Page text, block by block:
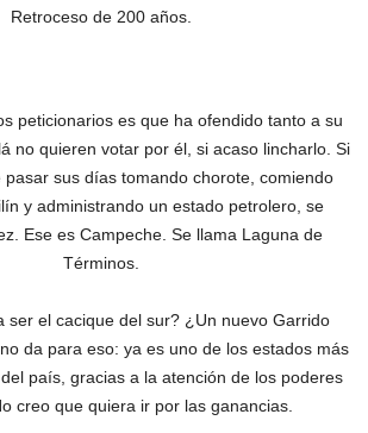
Retroceso de 200 años.
peticionarios es que ha ofendido tanto a su
no quieren votar por él, si acaso lincharlo. Si
pasar sus días tomando chorote, comiendo
y administrando un estado petrolero, se
Ese es Campeche. Se llama Laguna de
Términos.
ser el cacique del sur?‎ ¿Un nuevo Garrido
da para eso: ya es uno de los estados más
país, gracias a la atención de los poderes
creo que quiera ir por las ganancias.